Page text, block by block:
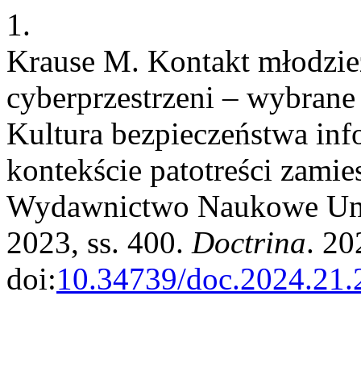
1.
Krause M. Kontakt
cyberprzestrzeni –
Kultura bezpieczeństwa
kontekście patotreści
Wydawnictwo Naukowe
2023, ss. 400. Doctrina.
doi:10.34739/